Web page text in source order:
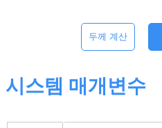
두께 계산
시스템 매개변수